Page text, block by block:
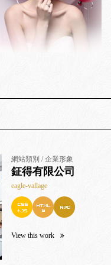
網站類別 / 企業形象
鉦得有限公司
eagle-vallage
View this work